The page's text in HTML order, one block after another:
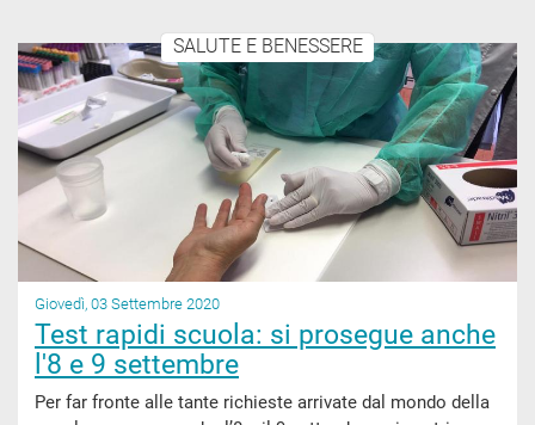
SALUTE E BENESSERE
Giovedì, 03 Settembre 2020
Test rapidi scuola: si prosegue anche
l'8 e 9 settembre
Per far fronte alle tante richieste arrivate dal mondo della